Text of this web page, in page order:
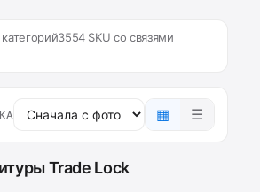
3554 SKU со связями
▦ ☰
Trade Lock